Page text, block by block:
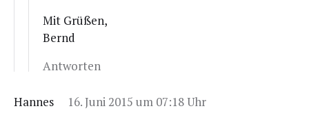
Mit Grü­ßen,
Bernd
Antworten
Hannes
16. Juni 2015 um 07:18 Uhr